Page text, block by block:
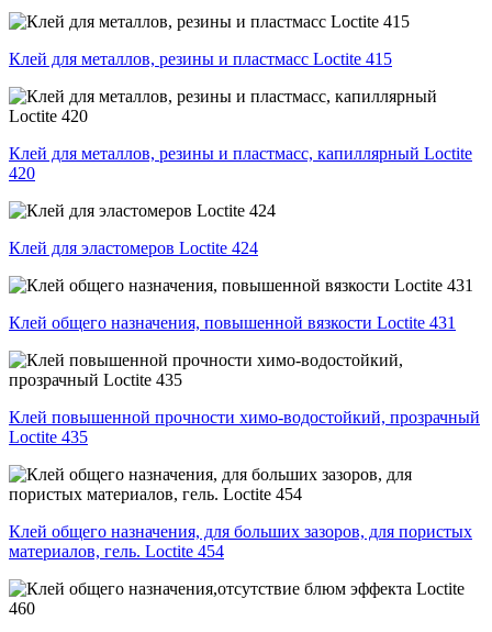
Клей для металлов, резины и пластмасс Loctite 415
Клей для металлов, резины и пластмасс, капиллярный Loctite
420
Клей для эластомеров Loctite 424
Клей общего назначения, повышенной вязкости Loctite 431
Клей повышенной прочности химо-водостойкий, прозрачный
Loctite 435
Клей общего назначения, для больших зазоров, для пористых
материалов, гель. Loctite 454